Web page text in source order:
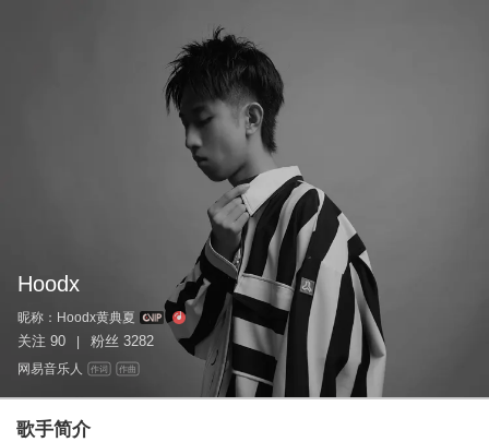
Hoodx
昵称： Hoodx黄典夏
关注 90 粉丝 3282
网易音乐人 作词 作曲
歌手简介